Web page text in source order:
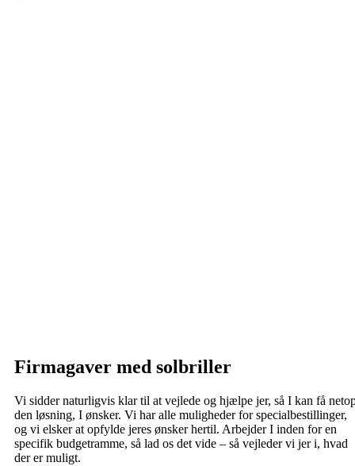
Firmagaver med solbriller
Vi sidder naturligvis klar til at vejlede og hjælpe jer, så I kan få
den løsning, I ønsker. Vi har alle muligheder for specialbestillinger,
og vi elsker at opfylde jeres ønsker hertil. Arbejder I inden for en
specifik budgetramme, så lad os det vide – så vejleder vi jer i, hvad
der er muligt.